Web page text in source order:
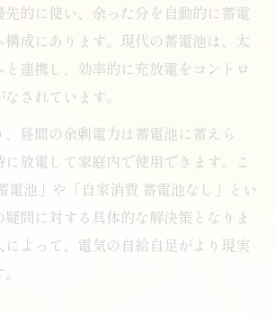
的に使い、余った分を自動的に蓄電
成にあります。現代の蓄電池は、太
連携し、効率的に充放電をコントロ
されています。
、昼間の余剰電力は蓄電池に蓄えら
放電して家庭内で使用できます。こ
電池」や「自家消費 蓄電池なし」とい
問に対する具体的な解決策となりま
によって、電気の自給自足がより現実